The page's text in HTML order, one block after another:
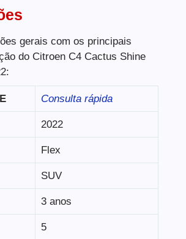
gerais com os principais
do Citroen C4 Cactus Shine
Consulta rápida
2022
Flex
SUV
3 anos
5